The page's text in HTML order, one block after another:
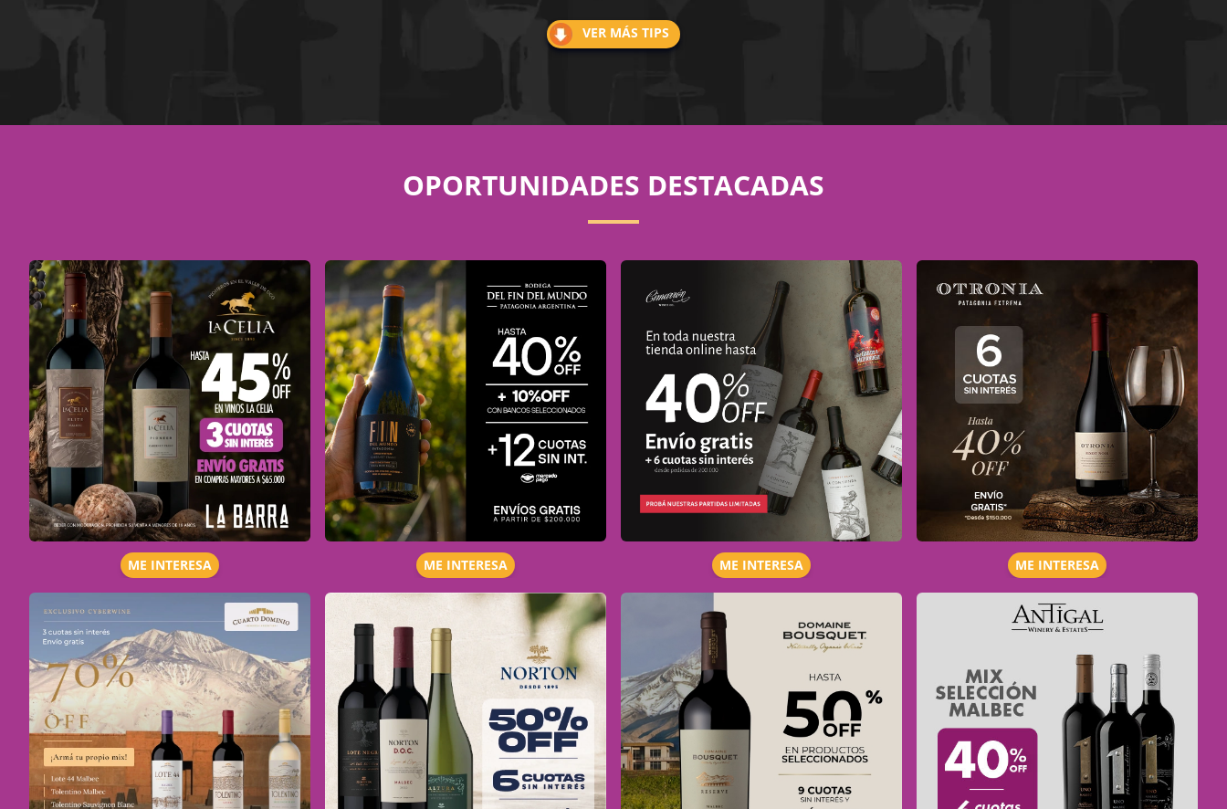
VER MÁS TIPS
OPORTUNIDADES DESTACADAS
ME INTERESA ME INTERESA ME INTERESA ME INTERESA